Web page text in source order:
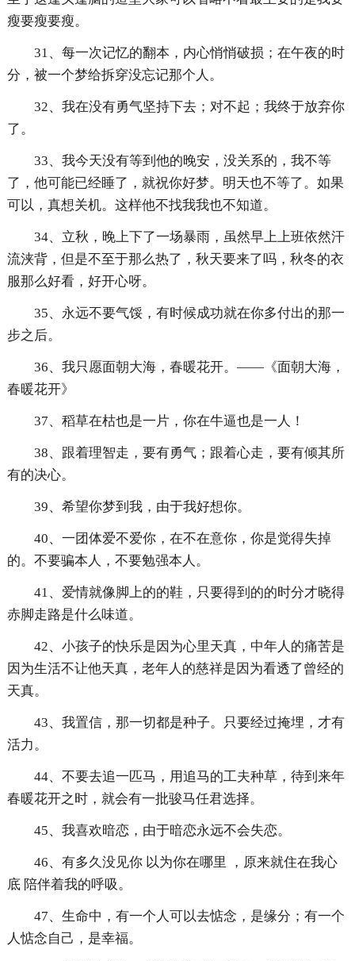
瘦要瘦要瘦。
31、每一次记忆的翻本，内心悄悄破损；在午夜的时
分，被一个梦给拆穿没忘记那个人。
32、我在没有勇气坚持下去；对不起；我终于放弃你
了。
33、我今天没有等到他的晚安，没关系的，我不等
了，他可能已经睡了，就祝你好梦。明天也不等了。如果
可以，真想关机。这样他不找我我也不知道。
34、立秋，晚上下了一场暴雨，虽然早上上班依然汗
流浃背，但是不至于那么热了，秋天要来了吗，秋冬的衣
服那么好看，好开心呀。
35、永远不要气馁，有时候成功就在你多付出的那一
步之后。
36、我只愿面朝大海，春暖花开。——《面朝大海，
春暖花开》
37、稻草在枯也是一片，你在牛逼也是一人！
38、跟着理智走，要有勇气；跟着心走，要有倾其所
有的决心。
39、希望你梦到我，由于我好想你。
40、一团体爱不爱你，在不在意你，你是觉得失掉
的。不要骗本人，不要勉强本人。
41、爱情就像脚上的的鞋，只要得到的的时分才晓得
赤脚走路是什么味道。
42、小孩子的快乐是因为心里天真，中年人的痛苦是
因为生活不让他天真，老年人的慈祥是因为看透了曾经的
天真。
43、我置信，那一切都是种子。只要经过掩埋，才有
活力。
44、不要去追一匹马，用追马的工夫种草，待到来年
春暖花开之时，就会有一批骏马任君选择。
45、我喜欢暗恋，由于暗恋永远不会失恋。
46、有多久没见你 以为你在哪里 ，原来就住在我心
底 陪伴着我的呼吸。
47、生命中，有一个人可以去惦念，是缘分；有一个
人惦念自己，是幸福。